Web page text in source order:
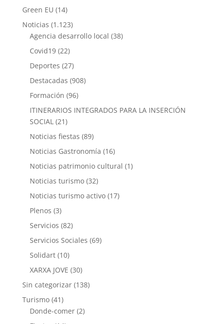
Green EU (14)
Noticias (1.123)
Agencia desarrollo local (38)
Covid19(22)
Deportes (27)
Destacadas (908)
Formación (96)
ITINERARIOS INTEGRADOS PARA LA INSERCIÓN
SOCIAL(21)
Noticias fiestas (89)
Noticias Gastronomía (16)
Noticias patrimonio cultural (1)
Noticias turismo(32)
Noticias turismo activo(17)
Plenos (3)
Servicios (82)
Servicios Sociales (69)
Solidart(10)
XARXA JOVE (30)
Sin categorizar(138)
Turismo(41)
Donde-comer(2)